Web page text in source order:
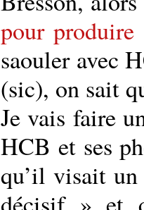
pour produire
saouler avec
(sic), on sait
Je vais faire
HCB et ses
qu’il visait